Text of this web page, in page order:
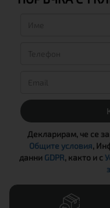
Декларирам, че се
Общите условия,
данни GDPR, както и с